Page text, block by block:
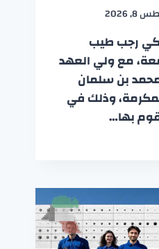
2026
رجب طيب
مع ولي العهد
بن سلمان
وذلك في
بها…